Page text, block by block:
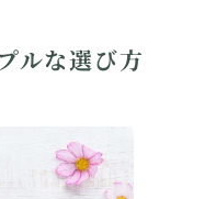
ルな選び方